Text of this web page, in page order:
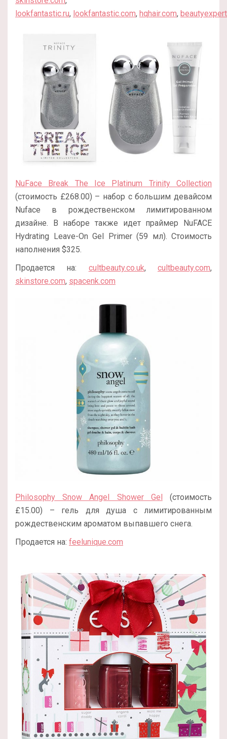
lookfantastic.ru, lookfantastic.com, hqhair.com,
NuFace Break The Ice Platinum Trinity Collection
(стоимость £268.00) – набор с большим девайсом
Nuface в рождественском лимитированном
дизайне. В наборе также идет праймер NuFACE
Hydrating Leave-On Gel Primer (59 мл). Стоимость
наполнения $325.
Продается на: cultbeauty.co.uk,cultbeauty.com,
skinstore.com, spacenk.com
Philosophy Snow Angel Shower Gel
(стоимость
£15.00) – гель для душа с лимитированным
рождественским ароматом выпавшего снега.
Продается на: feelunique.com